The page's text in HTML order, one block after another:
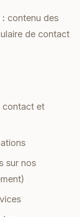
: contenu des
de contact
contact et
sur nos